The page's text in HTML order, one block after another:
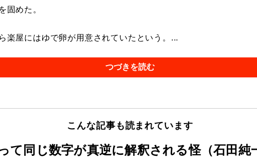
固めた。
楽屋にはゆで卵が用意されていたという。...
つづきを読む
こんな記事も読まれています
て同じ数字が真逆に解釈される怪（石田純